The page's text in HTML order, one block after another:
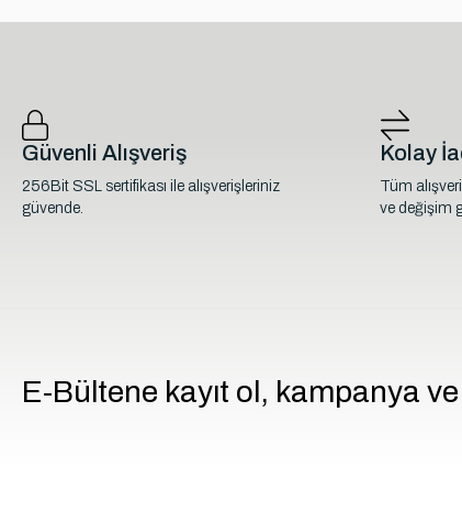
Güvenli Alışveriş
256Bit SSL sertifikası ile alışverişleriniz
güvende.
Kolay
Tüm
ve değişim
E-Bültene kayıt ol, kampanya